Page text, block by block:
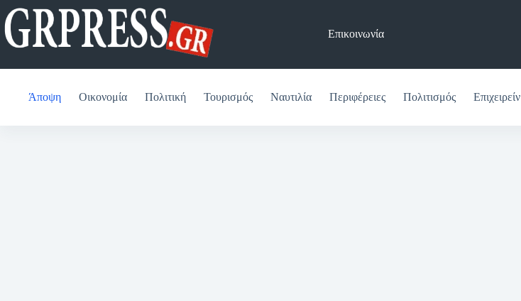
Μετάβαση
στο
περιεχόμενο
Επικοινωνία
Άποψη Οικονομία Πολιτική Τουρισμός Ναυτιλία Περιφέρειες Πολιτισμός Επιχειρείν